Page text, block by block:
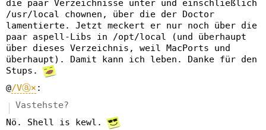
die paar Verzeichnisse unter und einschließlich
/usr/local chownen, über die der Doctor
lamentierte. Jetzt meckert er nur noch über die
paar aspell-Libs in /opt/local (und überhaupt
über dieses Verzeichnis, weil MacPorts und
überhaupt). Damit kann ich leben. Danke für den
Stups.
@/Vⓐ× :
Vastehste?
Nö. Shell is kewl.